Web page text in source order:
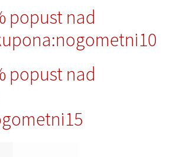
popust nad
popust nad